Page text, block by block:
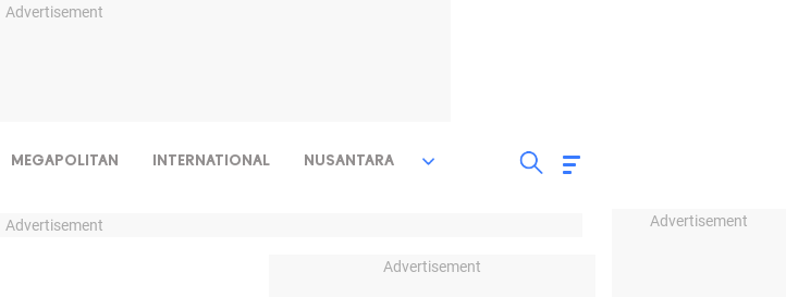
Advertisement
Advertisement
MEGAPOLITAN INTERNATIONAL NUSANTARA
Advertisement
Advertisement